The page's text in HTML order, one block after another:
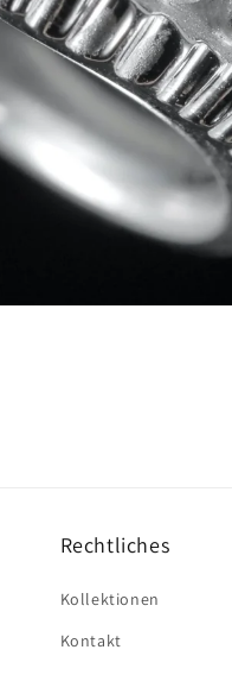
Rechtliches
Kollektionen
Kontakt